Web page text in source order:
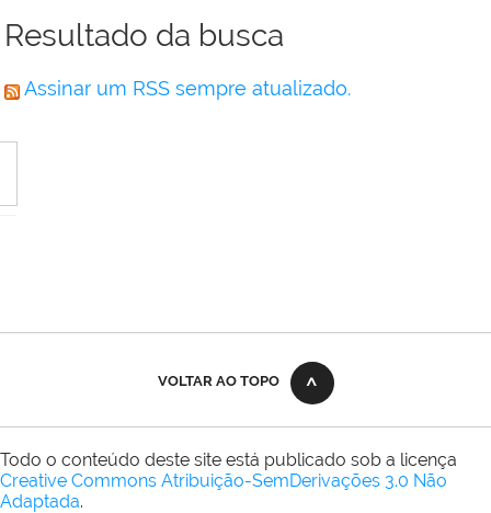
Resultado da busca
Assinar um RSS sempre atualizado.
VOLTAR AO TOPO
Todo o conteúdo deste site está publicado sob a licença
Creative Commons Atribuição-SemDerivações 3.0 Não
Adaptada.